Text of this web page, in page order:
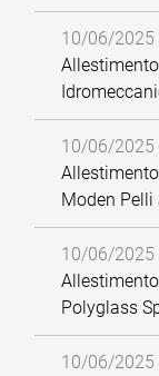
10/06/2025
10/06/2025
Moden Pelli
10/06/2025
Polyglass
10/06/2025